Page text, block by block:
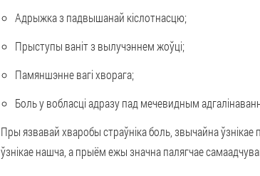
Адрыжка з падвышанай кіслотнасцю;
Прыступы ваніт з вылучэннем жоўці;
Памяншэнне вагі хворага;
Боль у вобласці адразу пад мечевидным
Пры язвавай хваробы страўніка боль, звычайна
ўзнікае нашча, а прыём ежы значна палягчае